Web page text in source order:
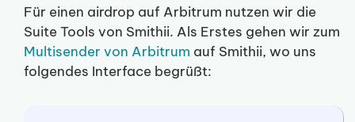
Für einen airdrop auf Arbitrum nutzen wir die
Suite Tools von Smithii. Als Erstes gehen wir zum
Multisender von Arbitrum auf Smithii, wo uns
folgendes Interface begrüßt: